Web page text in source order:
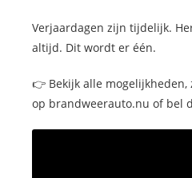
Verjaardagen zijn tijdelijk.
altijd. Dit wordt er één.
👉 Bekijk alle mogelijkheden,
op brandweerauto.nu of bel